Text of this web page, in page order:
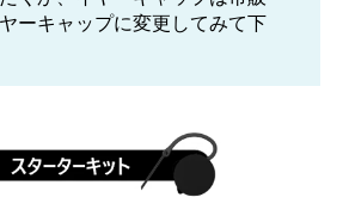
ーキャップに変更してみて下